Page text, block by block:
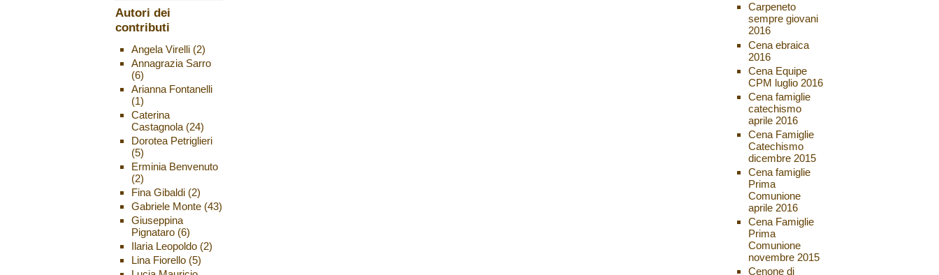
Autori dei
contributi
Angela Virelli(2)
Annagrazia Sarro
(6)
Arianna Fontanelli
(1)
Caterina
Castagnola(24)
Dorotea Petriglieri
(5)
Erminia Benvenuto
(2)
Fina Gibaldi(2)
Gabriele Monte(43)
Giuseppina
Pignataro(6)
Ilaria Leopoldo(2)
Lina Fiorello(5)
Carpeneto
sempre giovani
2016
Cena ebraica
2016
Cena Equipe
CPM luglio 2016
Cena famiglie
catechismo
aprile 2016
Cena Famiglie
Catechismo
dicembre 2015
Cena famiglie
Prima
Comunione
aprile 2016
Cena Famiglie
Prima
Comunione
novembre 2015
Cenone di